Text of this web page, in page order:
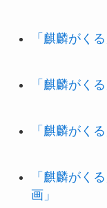
「麒麟がく
「麒麟がく
「麒麟がく
「麒麟がく
画」